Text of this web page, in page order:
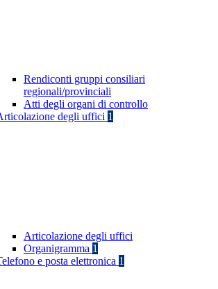
Rendiconti gruppi consiliari
regionali/provinciali
Atti degli organi di controllo
degli uffici 1
Articolazione degli uffici
Organigramma 1
e posta elettronica 1